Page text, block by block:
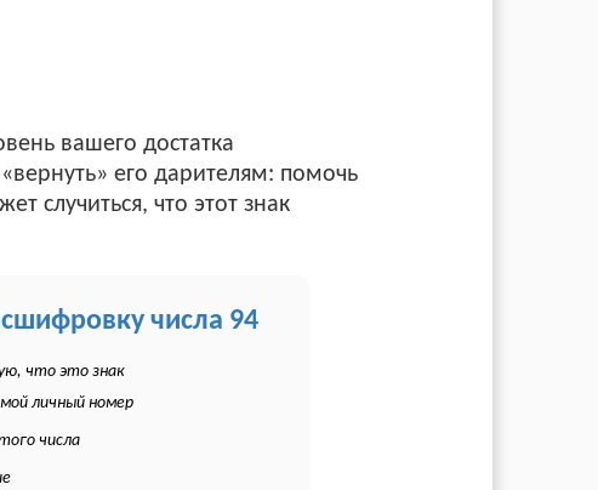
вашего достатка
его дарителям: помочь
случиться, что этот знак
числа 94
что это знак
личный номер
числа